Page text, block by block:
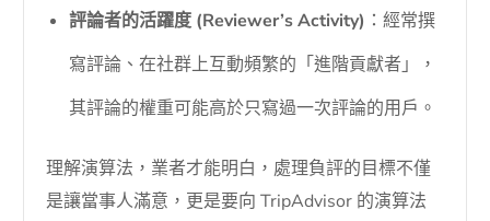
評論者的活躍度 (Reviewer’s Activity) ：經常撰
寫評論、在社群上互動頻繁的「進階貢獻者」，
其評論的權重可能高於只寫過一次評論的用戶。
理解演算法，業者才能明白，處理負評的目標不僅
是讓當事人滿意，更是要向 TripAdvisor 的演算法